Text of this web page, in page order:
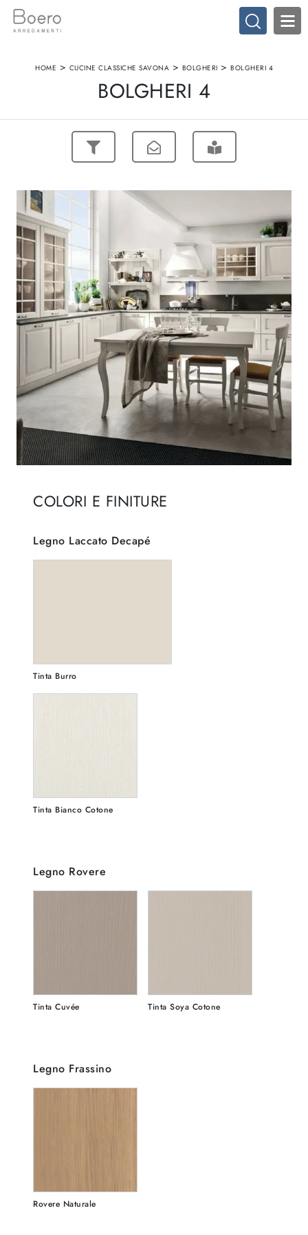
HOME > CUCINE CLASSICHE SAVONA > BOLGHERI > BOLGHERI 4
BOLGHERI 4
COLORI E FINITURE
Legno Laccato Decapé
Tinta Burro
Tinta Bianco Cotone
Legno Rovere
Tinta Cuvée Tinta Soya Cotone
Legno Frassino
Rovere Naturale